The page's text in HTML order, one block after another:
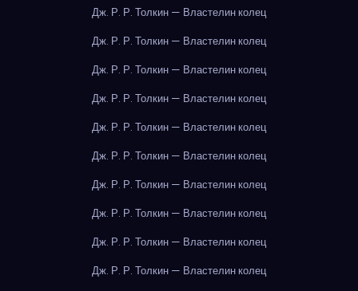
Дж. Р. Р. Толкин — Властелин колец
Дж. Р. Р. Толкин — Властелин колец
Дж. Р. Р. Толкин — Властелин колец
Дж. Р. Р. Толкин — Властелин колец
Дж. Р. Р. Толкин — Властелин колец
Дж. Р. Р. Толкин — Властелин колец
Дж. Р. Р. Толкин — Властелин колец
Дж. Р. Р. Толкин — Властелин колец
Дж. Р. Р. Толкин — Властелин колец
Дж. Р. Р. Толкин — Властелин колец